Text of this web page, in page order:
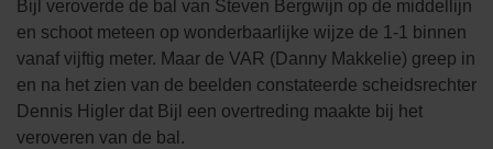
Bijl veroverde de bal van Steven Bergwijn op de middellijn
en schoot meteen op wonderbaarlijke wijze de 1-1 binnen
vanaf vijftig meter. Maar de VAR (Danny Makkelie) greep in
en na het zien van de beelden constateerde scheidsrechter
Dennis Higler dat Bijl een overtreding maakte bij het
veroveren van de bal.